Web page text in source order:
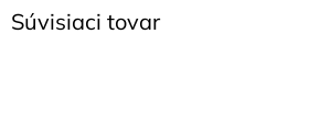
Súvisiaci tovar